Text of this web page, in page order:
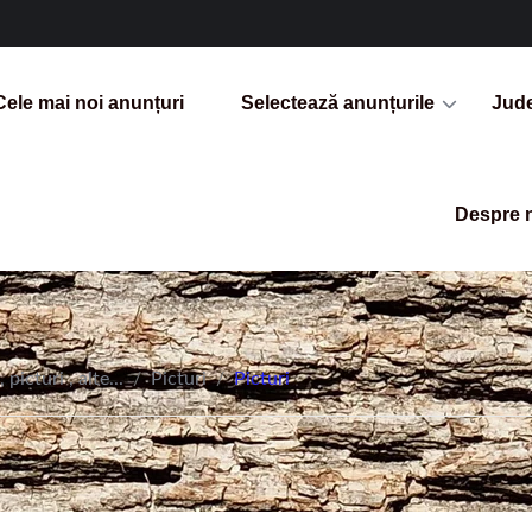
mai noi anunțuri Selectează anunțurile
Despre
picturi , alte... / Picturi / Picturi